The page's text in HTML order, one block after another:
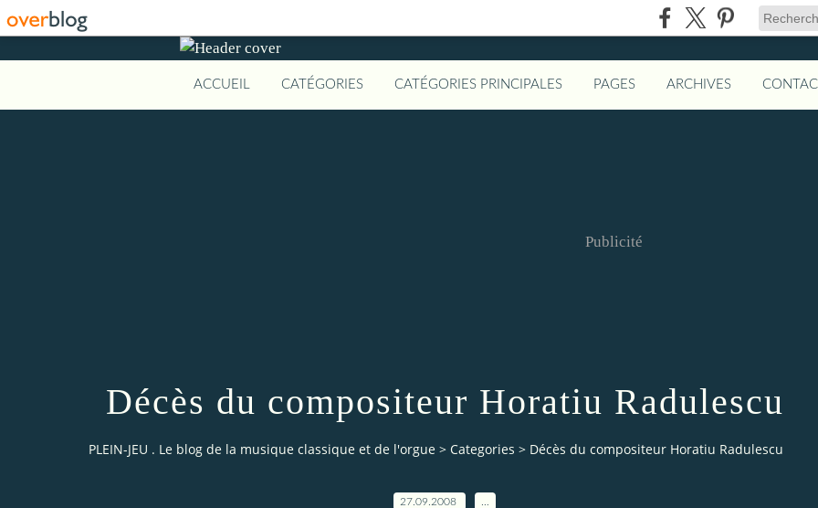
ACCUEIL CATÉGORIES CATÉGORIES PRINCIPALES PAGES ARCHIVES
Publicité
Décès du compositeur Horatiu Radulescu
PLEIN-JEU . Le blog de la musique classique et de l'orgue > Categories > Décès du compositeur Horatiu Radulescu
27.09.2008